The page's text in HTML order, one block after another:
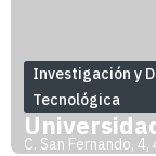
Investigación y
Tecnológica
C. San Fernando,